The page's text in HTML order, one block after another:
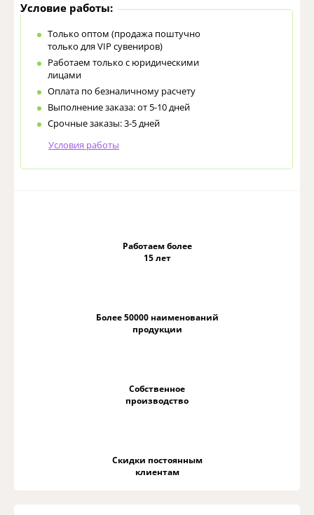
Условие работы:
Только оптом (продажа поштучно
только для VIP сувениров)
Работаем только с юридическими
лицами
Оплата по безналичному расчету
Выполнение заказа: от 5-10 дней
Срочные заказы: 3-5 дней
Условия работы
Работаем более
15 лет
Более 50000 наименований
продукции
Собственное
производство
Скидки постоянным
клиентам